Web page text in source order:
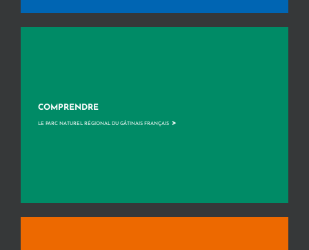
COMPRENDRE
LE PARC NATUREL RÉGIONAL DU GÂTINAIS FRANÇAIS >